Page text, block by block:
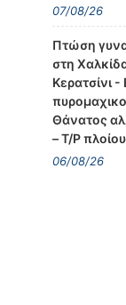
07/08/26
Πτώση
στη
Κερατσίνι
Θάνατος
– Τ/Ρ
06/08/26